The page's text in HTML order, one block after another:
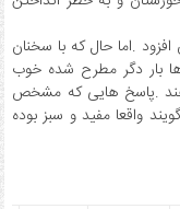
.اما حال که با سخنان
ها بار دگر مطرح شده خوب
.پاسخ هایی که مشخص
واقعا مفید و سبز بوده